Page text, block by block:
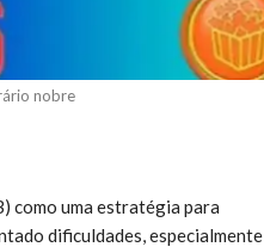
nobre
como uma estratégia para
dificuldades, especialmente